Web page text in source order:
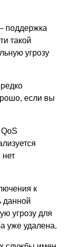
поддержка
такой
угрозу
если вы
нет
к
данной
угрозу для
уже удалена.